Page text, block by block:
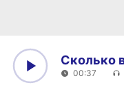
Сколько
00:37